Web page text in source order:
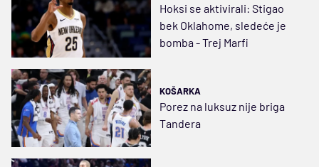
Hoksi se aktivirali: Stigao
bek Oklahome, sledeće je
bomba - Trej Marfi
KOŠARKA
Porez na luksuz nije briga
Tandera